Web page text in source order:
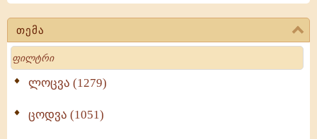
თემა
Search
ლოცვა (1279)
ცოდვა (1051)